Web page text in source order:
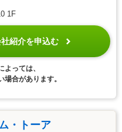
1F
紹介を申込む
っては、
場合があります。
・トーア